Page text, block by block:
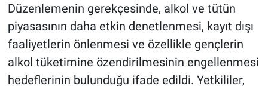
Düzenlemenin gerekçesinde, alkol ve tütün
piyasasının daha etkin denetlenmesi, kayıt dışı
faaliyetlerin önlenmesi ve özellikle gençlerin
alkol tüketimine özendirilmesinin engellenmesi
hedeflerinin bulunduğu ifade edildi. Yetkililer,